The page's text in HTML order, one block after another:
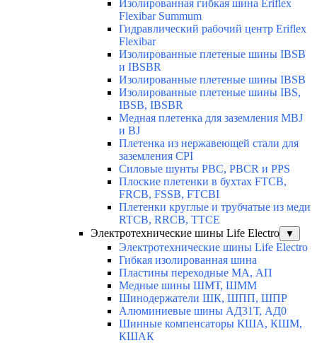
Изолированная гибкая шина Eriflex
Flexibar Summum
Гидравлический рабочий центр Eriflex
Flexibar
Изолированные плетеные шины IBSB
и IBSBR
Изолированные плетеные шины IBSB
Изолированные плетеные шины IBS,
IBSB, IBSBR
Медная плетенка для заземления MBJ
и BJ
Плетенка из нержавеющей стали для
заземления CPI
Силовые шунты PBC, PBCR и PPS
Плоские плетенки в бухтах FTCB,
FRCB, FSSB, FTCBI
Плетенки круглые и трубчатые из меди
RTCB, RRCB, TTCE
Электротехнические шины Life Electro
▼
Электротехнические шины Life Electro
Гибкая изолированная шина
Пластины переходные МА, АП
Медные шины ШМТ, ШММ
Шинодержатели ШК, ШПП, ШПР
Алюминиевые шины АД31Т, АД0
Шинные компенсаторы КША, КШМ,
КШАК